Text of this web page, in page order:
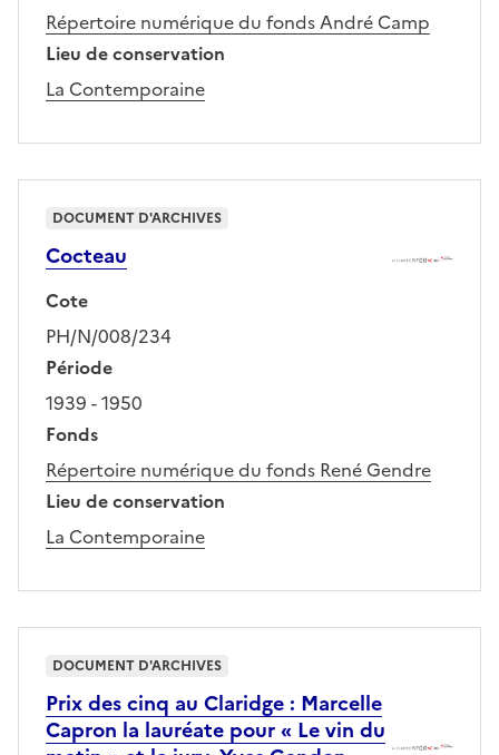
Répertoire numérique du fonds André Camp
Lieu de conservation
La Contemporaine
Cocteau
Cote
PH/N/008/234
Période
1939 - 1950
Fonds
Répertoire numérique du fonds René Gendre
Lieu de conservation
La Contemporaine
DOCUMENT D'ARCHIVES
Prix des cinq au Claridge : Marcelle
Capron la lauréate pour « Le vin du
DOCUMENT D'ARCHIVES